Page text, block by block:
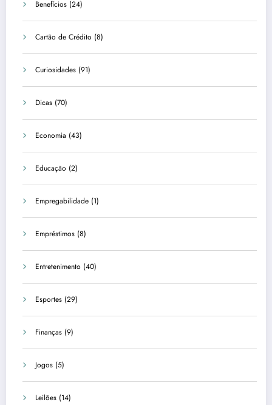
Benefícios (24)
Cartão de Crédito (8)
Curiosidades (91)
Dicas (70)
Economia (43)
Educação (2)
Empregabilidade (1)
Empréstimos (8)
Entretenimento (40)
Esportes (29)
Finanças (9)
Jogos (5)
Leilões (14)